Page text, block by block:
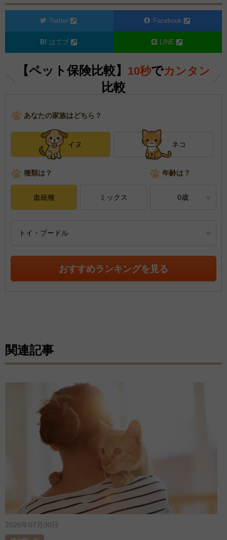
Twitter Facebook
はてブ LINE
【ペット保険比較】 10秒でカンタン
比較
あなたの家族はどちら？
イヌ ネコ
種類は？ 年齢は？
血統種 ミックス 0歳
トイ・プードル
おすすめランキングを見る
関連記事
2026年07月30日